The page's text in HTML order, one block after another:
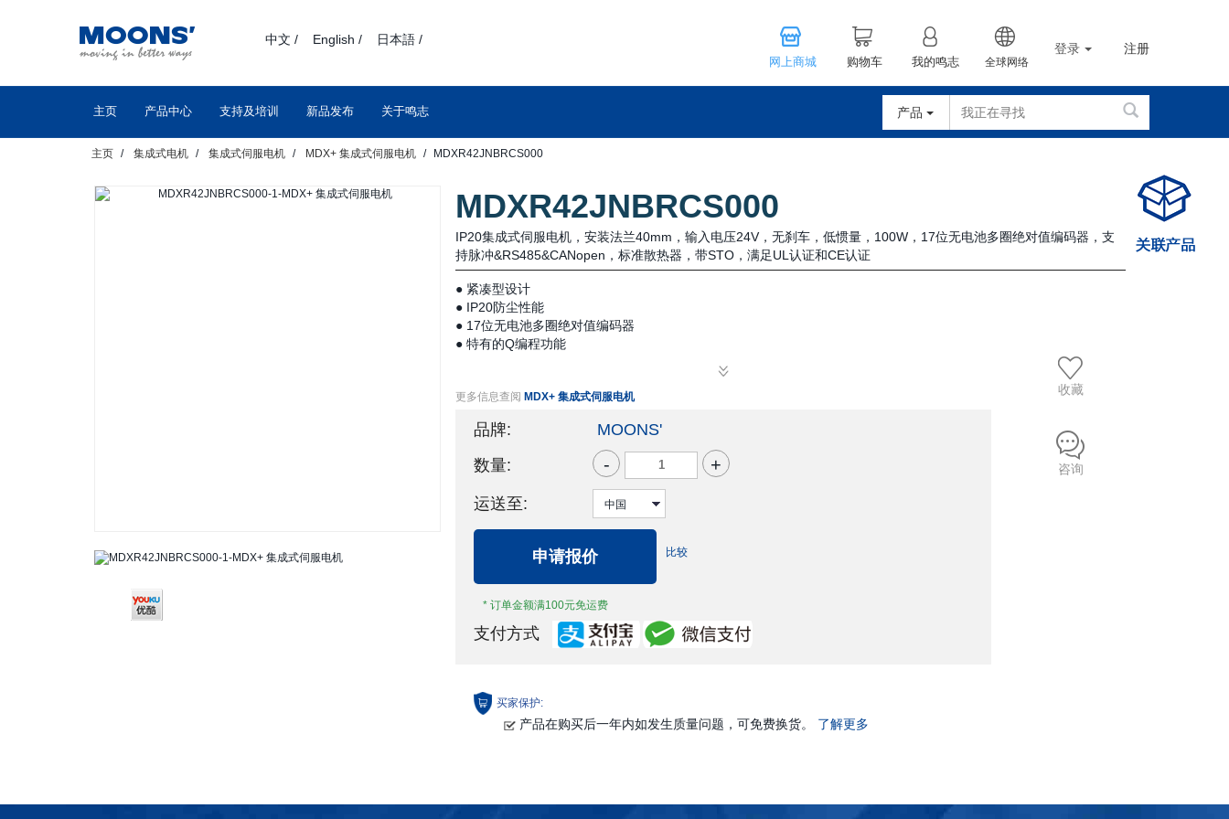
中文 / English / 日本語 /
网上商城 购物车 我的鸣志 全球网络
登录 注册
主页 产品中心 支持及培训 新品发布 关于鸣志 产品
主页 集成式电机 集成式伺服电机 MDX+ 集成式伺服电机 MDXR42JNBRCS000
MDXR42JNBRCS000
IP20集成式伺服电机，安装法兰40mm，输入电压24V，无刹车，低惯量，100W，17位无电池多圈绝对值编码器，支
持脉冲&RS485&CANopen，标准散热器，带STO，满足UL认证和CE认证
● 紧凑型设计
● IP20防尘性能
● 17位无电池多圈绝对值编码器
● 特有的Q编程功能
更多信息查阅 MDX+ 集成式伺服电机
品牌:
MOONS'
数量:
- +
运送至:
申请报价
* 订单金额满100元免运费
比较
支付方式
收藏
咨询
买家保护:
产品在购买后一年内如发生质量问题，可免费换货。 了解更多